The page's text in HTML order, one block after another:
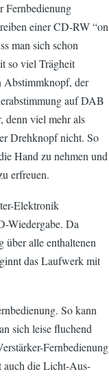
Fernbedienung
einer CD-RW “on
man sich schon
so viel Trägheit
Abstimmknopf, der
auf DAB
denn viel mehr als
Drehknopf nicht. So
Hand zu nehmen und
erfreuen.
Elektronik
Wiedergabe. Da
alle enthaltenen
das Laufwerk mit
So kann
sich leise fluchend
Fernbedienung
auch die Licht-Aus-